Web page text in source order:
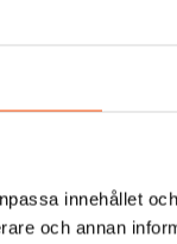
innehållet
och annan